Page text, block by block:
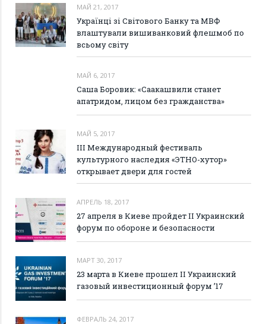
МАЙ 21, 2017
Українці зі Світового Банку та МВФ
влаштували вишиванковий флешмоб по
всьому світу
МАЙ 6, 2017
Саша Боровик: «Саакашвили станет
апатридом, лицом без гражданства»
МАЙ 5, 2017
III Международный фестиваль
культурного наследия «ЭТНО-хутор»
открывает двери для гостей
АПРЕЛЬ 18, 2017
27 апреля в Киеве пройдет II Украинский
форум по обороне и безопасности
МАРТ 30, 2017
23 марта в Киеве прошел II Украинский
газовый инвестиционный форум ’17
ФЕВРАЛЬ 24, 2017